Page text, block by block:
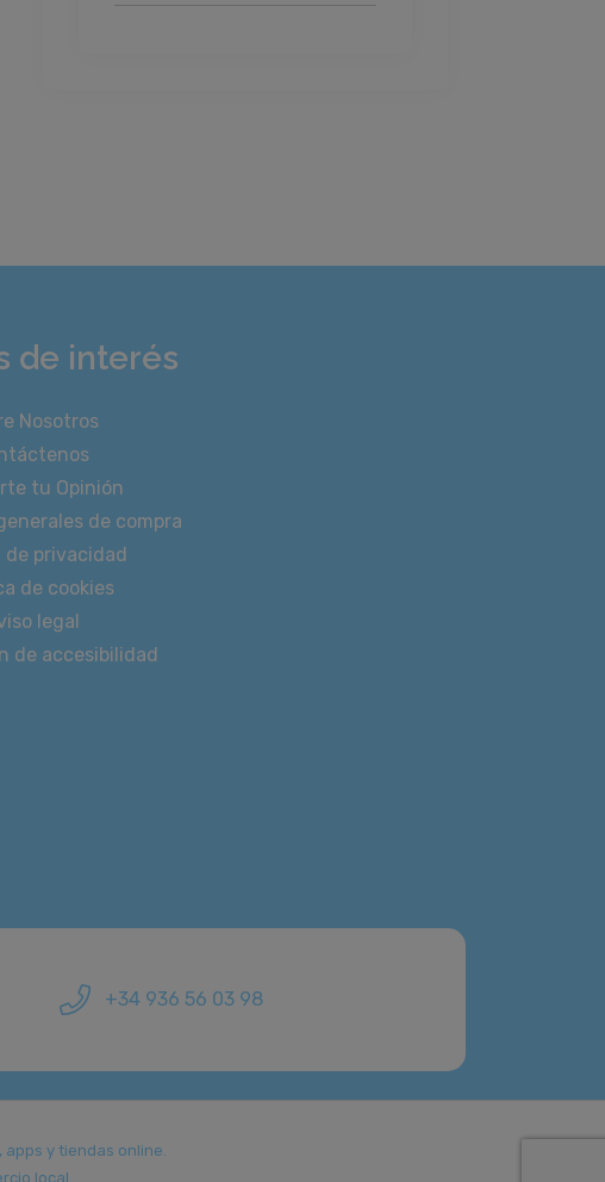
de interés
Nosotros
tu Opinión
de compra
de privacidad
de cookies
legal
de accesibilidad
+34 936 56 03 98
y tiendas online.
local.